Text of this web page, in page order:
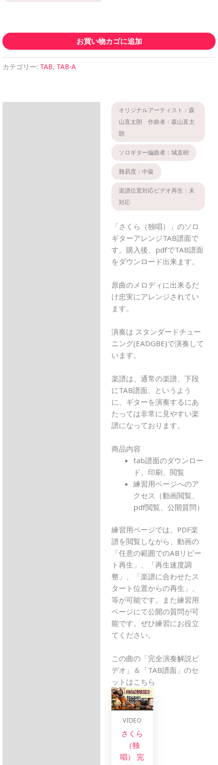
く
ら
（独
唱）
お買い物カゴに追加
カテゴリー: TAB, TAB-A
オリジナルアーティスト：森
山直太朗 作曲者：森山直太
朗
ソロギター編曲者：城直樹
難易度：中級
楽譜位置対応ビデオ再生：未
対応
「さくら（独唱）」のソロ
ギターアレンジTAB譜面で
す。購入後、pdfでTAB譜面
をダウンロード出来ます。
原曲のメロディに出来るだ
け忠実にアレンジされてい
ます。
演奏は スタンダードチュー
ニング(EADGBE)で演奏して
います。
楽譜は、通常の楽譜、下段
にTAB譜面、というよう
に、ギターを演奏するにあ
たっては非常に見やすい楽
譜になっております。
商品内容
tab譜面のダウンロー
ド、印刷、閲覧
練習用ページへのア
クセス（動画閲覧、
pdf閲覧、公開質問）
練習用ページでは、PDF楽
譜を閲覧しながら、動画の
「任意の範囲でのABリピー
ト再生」、「再生速度調
整」、「楽譜に合わせたス
タート位置からの再生」、
等が可能です。また練習用
ページにて公開の質問が可
能です。ぜひ練習にお役立
てください。
この曲の「完全演奏解説ビ
デオ」＆「TAB譜面」のセ
ットはこちら
VIDEO
さくら
（独
唱） 完